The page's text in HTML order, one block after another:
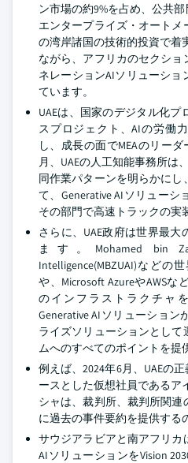
ン市場の約9%を占め、公共
エンタープライズ・オート
の湾岸諸国の技術的投資で着
ながら、アフリカのセクシ
ネレーションAIソリューシ
ています。
UAEは、国家のデジタル化
スプロジェクト、AIの労働
し、成長の面でMEAのリー
月、UAEの人工知能事務所は
同作業パターンを明らかに
て、Generative AIソリューシ
その部門で高速トラックの実
さらに、UAE政府は世界最
ます。Mohamed bin
Intelligence(MBZUAI)などの
や、Microsoft AzureやAWS
のインフラストラクチャ
Generative AIソリューショ
ライズソリューションとし
ムへのすべてのポイントを提
例えば、2024年6月、UAEの
ースとした仮想社員であるア
シャは、裁判所、裁判所関
に過去の事件要約を提供する
サウジアラビアと南アフリ
AIソリューションをVision